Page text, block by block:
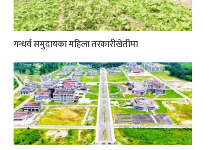
गन्धर्व समुदायका महिला तरकारीखेतीमा